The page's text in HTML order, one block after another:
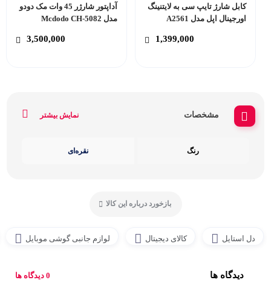
کابل شارژ تایپ سی به لایتنینگ
اورجینال اپل مدل A2561
1,399,000
آداپتور شارژر 45 وات مک دودو
مدل Mcdodo CH-5082
3,500,000
مشخصات نمایش بیشتر
رنگ نقره‌ای
بازخورد درباره این کالا
دل استایل کالای دیجیتال لوازم جانبی گوشی موبایل
دیدگاه ها 0 دیدگاه ها